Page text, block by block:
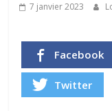
7 janvier 2023
Facebook
Twitter